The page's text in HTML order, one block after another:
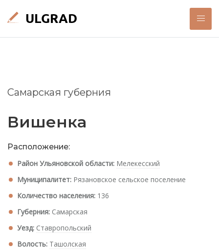
Самарская губерния
Вишенка
Расположение:
Район Ульяновской области: Мелекесский
Муниципалитет: Рязановское сельское поселение
Количество населения: 136
Губерния: Самарская
Уезд: Ставропольский
Волость: Ташолская